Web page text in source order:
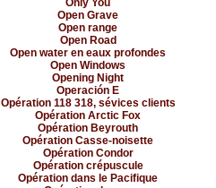
Only You
Open Grave
Open range
Open Road
Open water en eaux profondes
Open Windows
Opening Night
Operación E
Opération 118 318, sévices clients
Opération Arctic Fox
Opération Beyrouth
Opération Casse-noisette
Opération Condor
Opération crépuscule
Opération dans le Pacifique